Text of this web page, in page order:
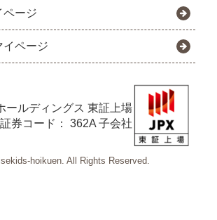
ページ
イページ
ールディングス 東証上場
証券コード： 362A 子会社
hoikuen. All Rights Reserved.